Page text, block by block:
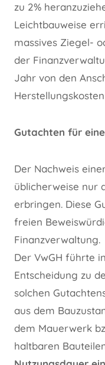
zu 2%
Leichtbauweise
massives Ziegel-
der
Jahr von den
Gutachten für
Der Nachweis
üblicherweise nur
erbringen. Diese
freien
Finanzverwaltung.
Der VwGH führte
Entscheidung zu
solchen
aus dem
dem Mauerwerk
haltbaren